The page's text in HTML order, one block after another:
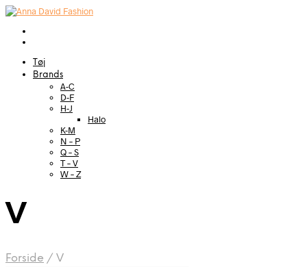
Tøj
Brands
A-C
D-F
H-J
Halo
K-M
N – P
Q – S
T – V
W – Z
V
Forside / V